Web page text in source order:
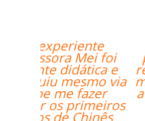
“”Eu tenho
postos
ressaltar a
meu professor
a Language
Kjersti Cubberley